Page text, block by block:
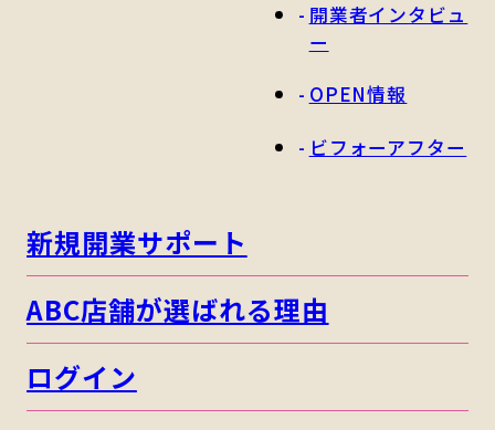
開業者インタビュ
ー
OPEN情報
ビフォーアフター
新規開業サポート
ABC店舗が選ばれる理由
ログイン